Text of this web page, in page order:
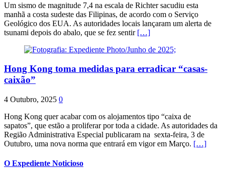
Um sismo de magnitude 7,4 na escala de Richter sacudiu esta
manhã a costa sudeste das Filipinas, de acordo com o Serviço
Geológico dos EUA. As autoridades locais lançaram um alerta de
tsunami depois do abalo, que se fez sentir […]
Hong Kong toma medidas para erradicar “casas-
caixão”
4 Outubro, 2025 0
Hong Kong quer acabar com os alojamentos tipo “caixa de
sapatos”, que estão a proliferar por toda a cidade. As autoridades da
Região Administrativa Especial publicaram na sexta-feira, 3 de
Outubro, uma nova norma que entrará em vigor em Março. […]
O Expediente Noticioso